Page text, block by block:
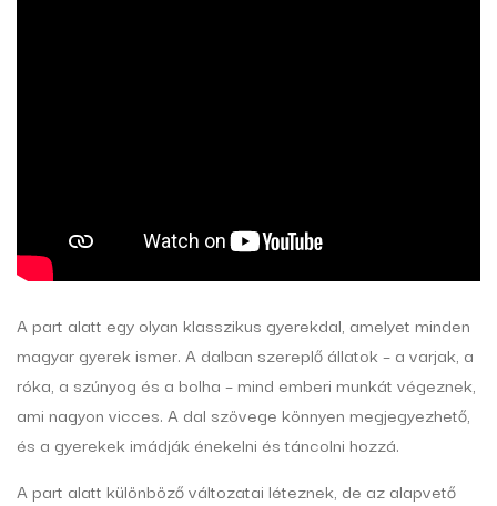
A part alatt egy olyan klasszikus gyerekdal, amelyet minden
magyar gyerek ismer. A dalban szereplő állatok – a varjak, a
róka, a szúnyog és a bolha – mind emberi munkát végeznek,
ami nagyon vicces. A dal szövege könnyen megjegyezhető,
és a gyerekek imádják énekelni és táncolni hozzá.
A part alatt különböző változatai léteznek, de az alapvető